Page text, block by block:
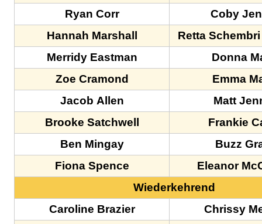
Ryan Corr
Coby
Hannah Marshall
Retta
Merridy Eastman
Donna
Zoe Cramond
Emma
Jacob Allen
Matt
Brooke Satchwell
Frankie
Ben Mingay
Buzz
Fiona Spence
Eleanor
Wiederkehrend
Caroline Brazier
Chrissy